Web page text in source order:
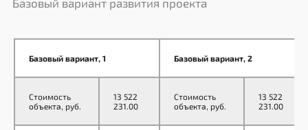
Базовый вариант развития проекта
Базовый вариант, 1 Базовый вариант, 2
Стоимость
объекта, руб.
13 522
231.00
Стоимость
объекта, руб.
13 522
231.00
постов. ГК «Гидротэк» полностью
начиная с производства
и до момента запуска